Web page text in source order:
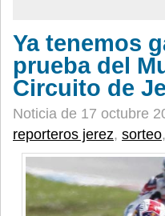
Ya tenemos
prueba del
Circuito de
Noticia de 17 octubre
reporteros jerez, sorteo,